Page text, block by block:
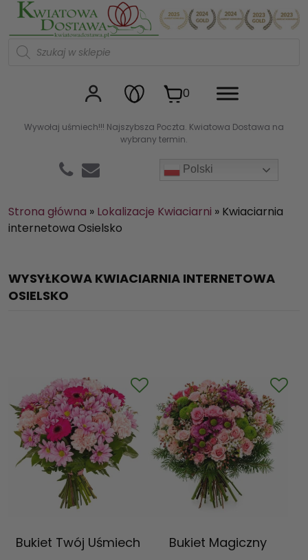
Wywołaj uśmiech!!! Najszybsza Poczta. Kwiatowa Dostawa na
wybrany termin.
Polski
Kwiaciarnia internetowa
W
d
u
k
0
Strona główna » Lokalizacje Kwiaciarni » Kwiaciarnia
internetowa Osielsko
WYSYŁKOWA KWIACIARNIA INTERNETOWA
OSIELSKO
Bukiet Twój Uśmiech Bukiet Magiczny